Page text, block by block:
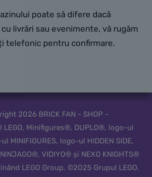
poate să difere dacă
livrări sau evenimente, vă rugăm
telefonic pentru confirmare.
2026 BRICK FAN - SHOP -
LEGO, Minifigures®, DUPLO®, logo-ul
MINIFIGURES, logo-ul HIDDEN SIDE,
VIDIYO® și NEXO KNIGHTS®
LEGO Group. ©2025 Grupul LEGO.